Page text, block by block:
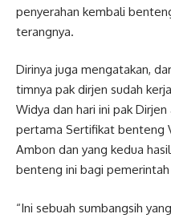
penyerahan kembali
terangnya.
Dirinya juga mengatakan,
timnya pak dirjen sudah
Widya dan hari ini pak
pertama Sertifikat benteng
Ambon dan yang kedua
benteng ini bagi
“Ini sebuah sumbangsih